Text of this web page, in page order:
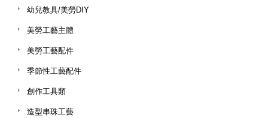
幼兒教具/美勞DIY
美勞工藝主體
美勞工藝配件
季節性工藝配件
創作工具類
造型串珠工藝